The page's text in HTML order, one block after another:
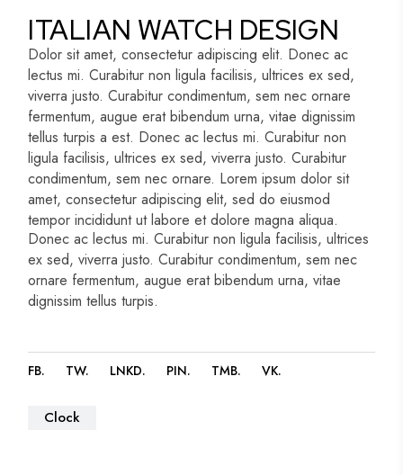
ITALIAN WATCH DESIGN
Dolor sit amet, consectetur adipiscing elit. Donec ac
lectus mi. Curabitur non ligula facilisis, ultrices ex sed,
viverra justo. Curabitur condimentum, sem nec ornare
fermentum, augue erat bibendum urna, vitae dignissim
tellus turpis a est. Donec ac lectus mi. Curabitur non
ligula facilisis, ultrices ex sed, viverra justo. Curabitur
condimentum, sem nec ornare. Lorem ipsum dolor sit
amet, consectetur adipiscing elit, sed do eiusmod
tempor incididunt ut labore et dolore magna aliqua.
Donec ac lectus mi. Curabitur non ligula facilisis, ultrices
ex sed, viverra justo. Curabitur condimentum, sem nec
ornare fermentum, augue erat bibendum urna, vitae
dignissim tellus turpis.
FB TW LNKD PIN TMB VK
Clock